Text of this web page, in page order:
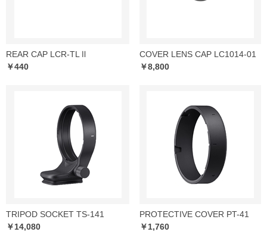
REAR CAP LCR-TL Ⅱ
￥440
COVER LENS CAP LC1014-01
￥8,800
TRIPOD SOCKET TS-141
￥14,080
PROTECTIVE COVER PT-41
￥1,760